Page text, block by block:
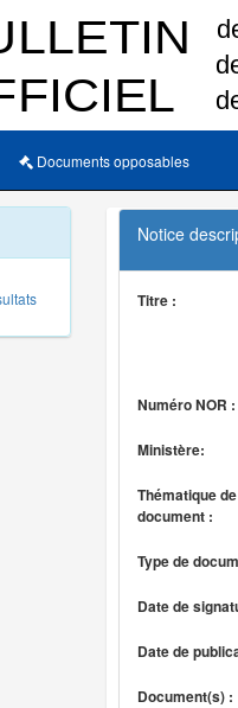
Documents opposables
Notice
Titre :
Numéro NOR :
Ministère:
Thématique de
document :
Type de
Date de
Date de
Document(s) :